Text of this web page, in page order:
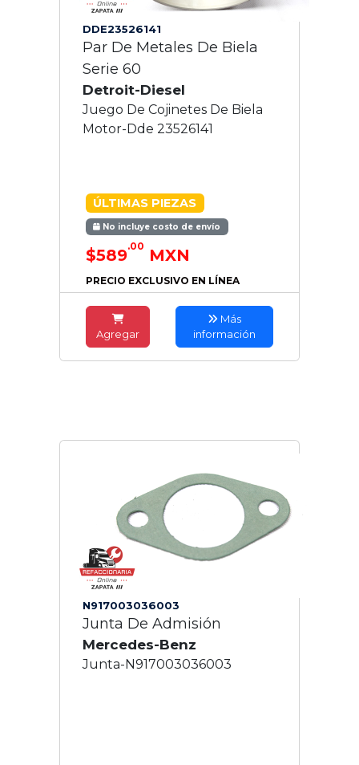
DDE23526141
Par De Metales De Biela
Serie 60
Detroit-Diesel
Juego De Cojinetes De Biela
Motor-Dde 23526141
ÚLTIMAS PIEZAS
No incluye costo de envío
$589.00 MXN
PRECIO EXCLUSIVO EN LÍNEA
Agregar
Más
información
N917003036003
Junta De Admisión
Mercedes-Benz
Junta-N917003036003